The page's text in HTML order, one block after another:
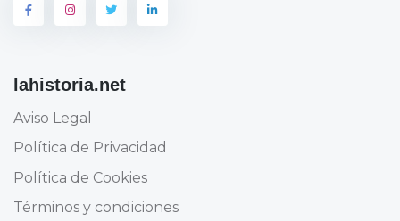
lahistoria.net
Aviso Legal
Política de Privacidad
Política de Cookies
Términos y condiciones